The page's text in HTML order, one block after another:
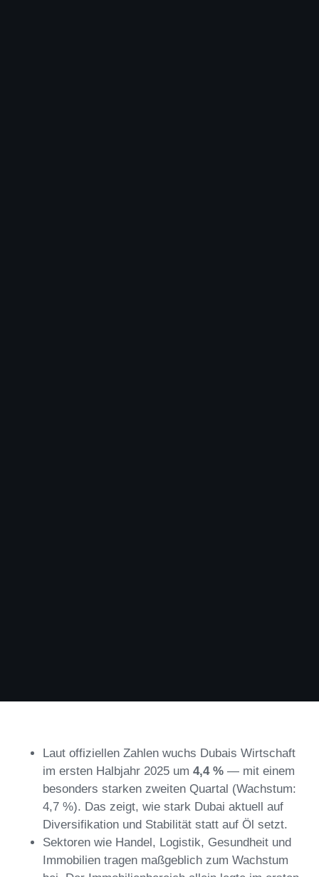
Laut offiziellen Zahlen wuchs Dubais Wirtschaft
im ersten Halbjahr 2025 um 4,4 % — mit einem
besonders starken zweiten Quartal (Wachstum:
4,7 %). Das zeigt, wie stark Dubai aktuell auf
Diversifikation und Stabilität statt auf Öl setzt.
Sektoren wie Handel, Logistik, Gesundheit und
Immobilien tragen maßgeblich zum Wachstum